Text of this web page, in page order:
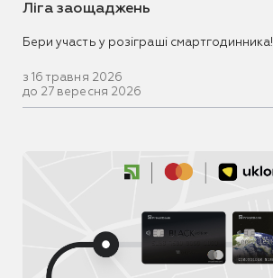
Ліга заощаджень
Бери участь у розіграші смартгодинника!
з 16 травня 2026
до 27 вересня 2026